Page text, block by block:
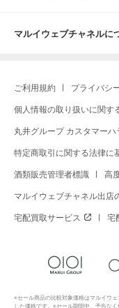
マルイウェブチャネルに
ご利用規約 プライバシ
個人情報の取り扱いに関す
丸井グループ カスタマー
特定商取引に関する法律に
酒類販売管理者標識 高
マルイウェブチャネル出店
宅配買取サービス 宅
※セール商品の比較対象価格はマルイウ
した価格です。※セール期間中、予告な